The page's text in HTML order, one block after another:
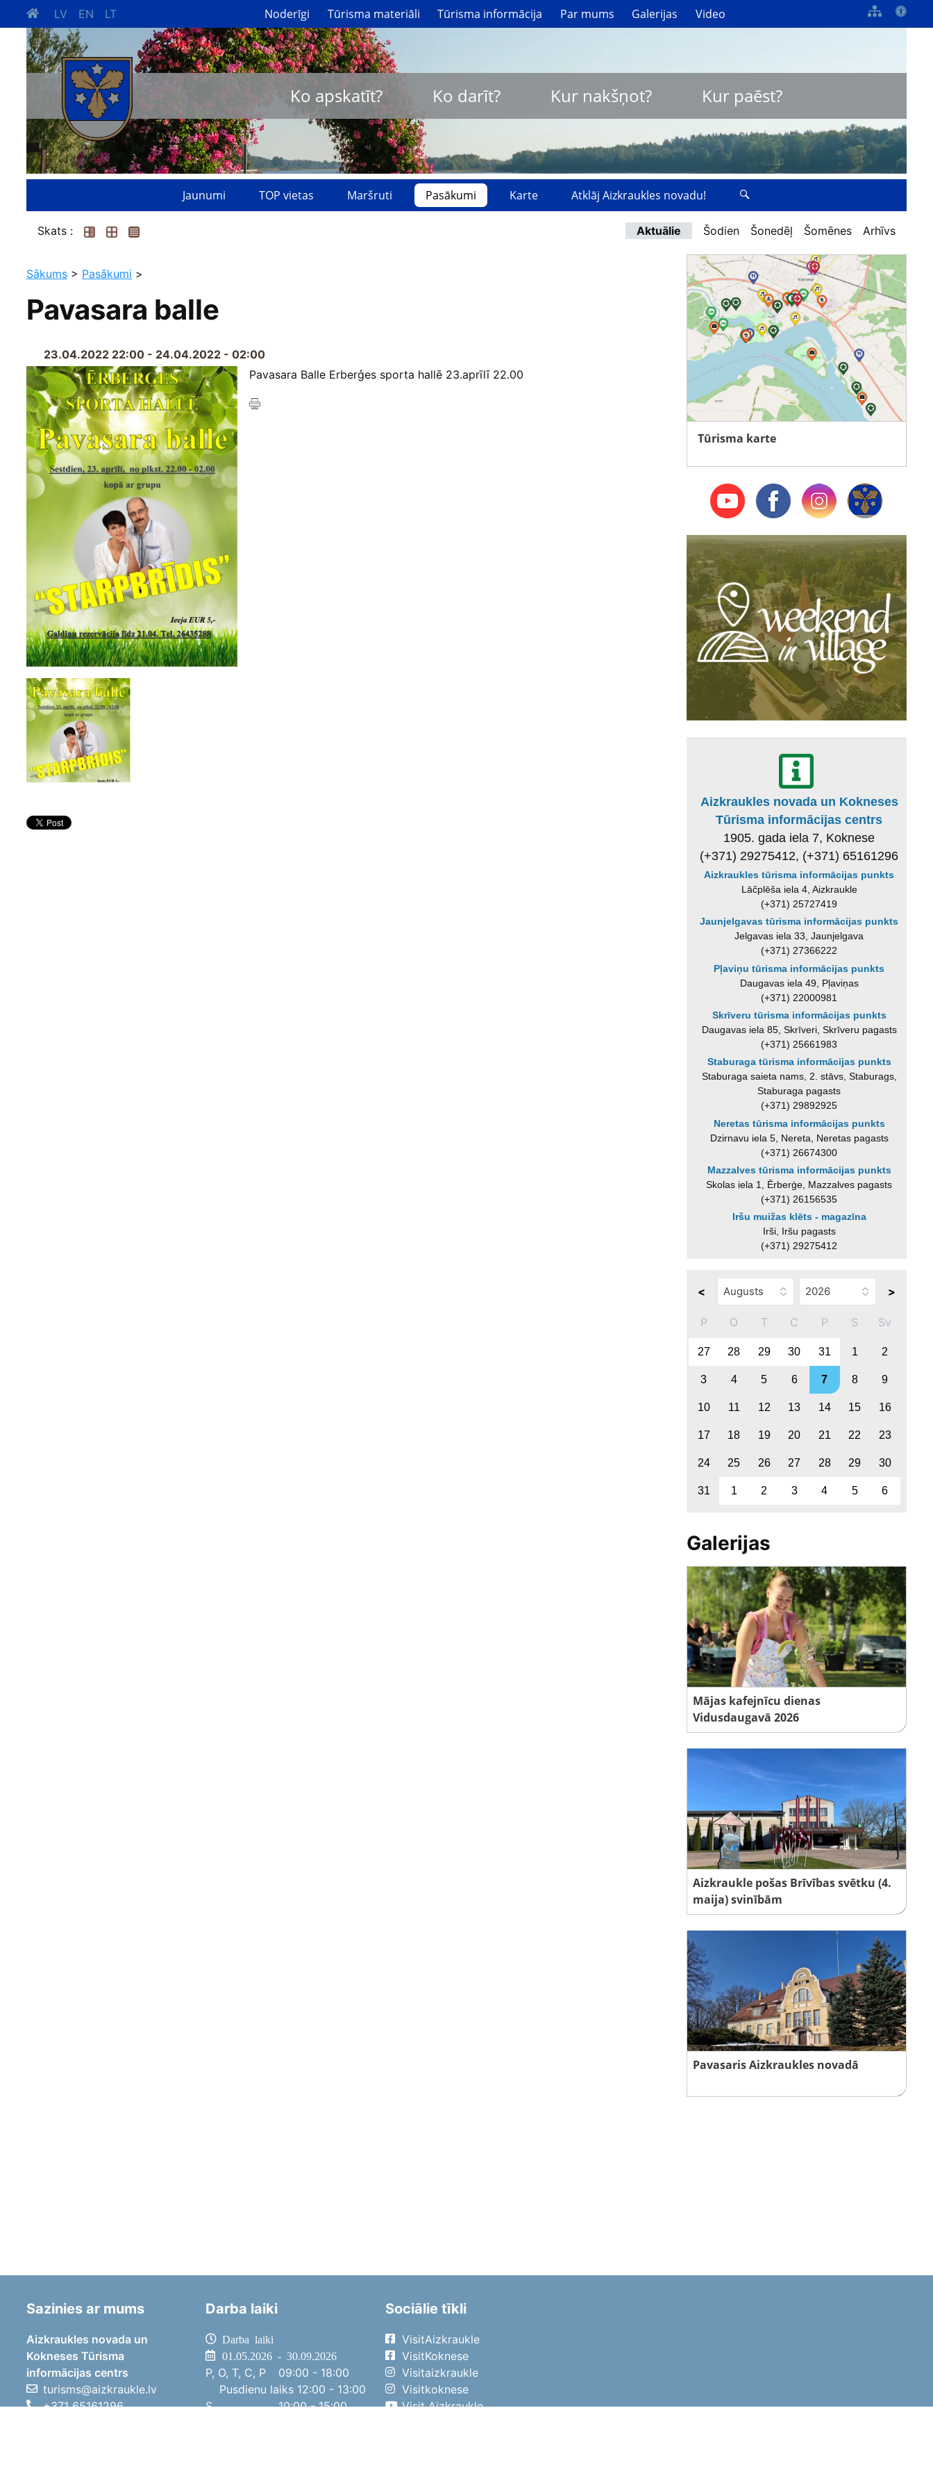
LV EN LT Noderīgi Tūrisma materiāli Tūrisma informācija Par mums Galerijas Video
Ko apskatīt? Ko darīt? Kur nakšņot? Kur paēst?
Jaunumi TOP vietas Maršruti Pasākumi Karte Atklāj Aizkraukles novadu!
Skats : Aktuālie Šodien Šonedēļ Šomēnes Arhīvs
Sākums > Pasākumi >
Pavasara balle
23.04.2022 22:00 - 24.04.2022 - 02:00
Pavasara Balle Erberģes sporta hallē 23.aprīlī 22.00
Tūrisma karte
Aizkraukles novada un Kokneses
Tūrisma informācijas centrs
1905. gada iela 7, Koknese
(+371) 29275412, (+371) 65161296
Aizkraukles tūrisma informācijas punkts
Lāčplēša iela 4, Aizkraukle
(+371) 25727419
Jaunjelgavas tūrisma informācijas punkts
Jelgavas iela 33, Jaunjelgava
(+371) 27366222
Pļaviņu tūrisma informācijas punkts
Daugavas iela 49, Pļaviņas
(+371) 22000981
Skrīveru tūrisma informācijas punkts
Daugavas iela 85, Skrīveri, Skrīveru pagasts
(+371) 25661983
Staburaga tūrisma informācijas punkts
Staburaga saieta nams, 2. stāvs, Staburags,
Staburaga pagasts
(+371) 29892925
Neretas tūrisma informācijas punkts
Dzirnavu iela 5, Nereta, Neretas pagasts
(+371) 26674300
Mazzalves tūrisma informācijas punkts
Skolas iela 1, Ērberģe, Mazzalves pagasts
(+371) 26156535
Iršu muižas klēts - magazīna
Irši, Iršu pagasts
(+371) 29275412
< >
P O T C P S Sv
27 28 29 30 31 1 2
3 4 5 6 7 8 9
10 11 12 13 14 15 16
17 18 19 20 21 22 23
24 25 26 27 28 29 30
31 1 2 3 4 5 6
Galerijas
Mājas kafejnīcu dienas
Vidusdaugavā 2026
Aizkraukle pošas Brīvības svētku (4.
maija) svinībām
Pavasaris Aizkraukles novadā
Sazinies ar mums
Aizkraukles novada un
Kokneses Tūrisma
informācijas centrs
turisms@aizkraukle.lv
+371 65161296
Darba laiki
Darba laiki
01.05.2026 - 30.09.2026
P, O, T, C, P
09:00 - 18:00
Pusdienu laiks 12:00 - 13:00
S
10:00 - 15:00
Sociālie tīkli
VisitAizkraukle
VisitKoknese
Visitaizkraukle
Visitkoknese
Visit Aizkraukle